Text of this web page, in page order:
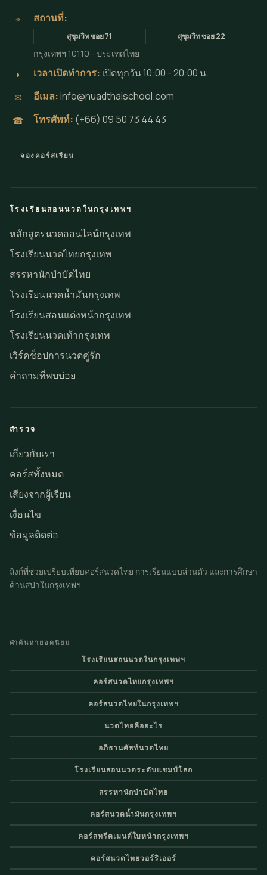
⌖ สถานที่:
สุขุมวิท ซอย 71 สุขุมวิท ซอย 22
กรุงเทพฯ 10110 - ประเทศไทย
◗ เวลาเปิดทำการ: เปิดทุกวัน 10:00 - 20:00 น.
✉ อีเมล:info@nuadthaischool.com
☎ โทรศัพท์: (+66) 09 50 73 44 43
จองคอร์สเรียน
โรงเรียนสอนนวดในกรุงเทพฯ
หลักสูตรนวดออนไลน์กรุงเทพ
โรงเรียนนวดไทยกรุงเทพ
สรรหานักบำบัดไทย
โรงเรียนนวดน้ำมันกรุงเทพ
โรงเรียนสอนแต่งหน้ากรุงเทพ
โรงเรียนนวดเท้ากรุงเทพ
เวิร์คช็อปการนวดคู่รัก
คำถามที่พบบ่อย
สำรวจ
เกี่ยวกับเรา
คอร์สทั้งหมด
เสียงจากผู้เรียน
เงื่อนไข
ข้อมูลติดต่อ
ลิงก์ที่ช่วยเปรียบเทียบคอร์สนวดไทย การเรียนแบบส่วนตัว และการศึกษา
ด้านสปาในกรุงเทพฯ
คำค้นหายอดนิยม
โรงเรียนสอนนวดในกรุงเทพฯ
คอร์สนวดไทยกรุงเทพฯ
คอร์สนวดไทยในกรุงเทพฯ
นวดไทยคืออะไร
อภิธานศัพท์นวดไทย
โรงเรียนสอนนวดระดับแชมป์โลก
สรรหานักบำบัดไทย
คอร์สนวดน้ำมันกรุงเทพฯ
คอร์สทรีตเมนต์ใบหน้ากรุงเทพฯ
คอร์สนวดไทยวอร์ริเออร์